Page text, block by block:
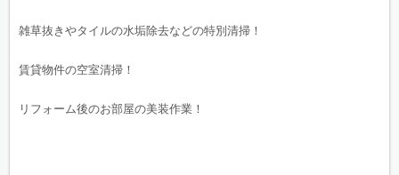
雑草抜きやタイルの水垢除去などの特別清掃！
賃貸物件の空室清掃！
リフォーム後のお部屋の美装作業！